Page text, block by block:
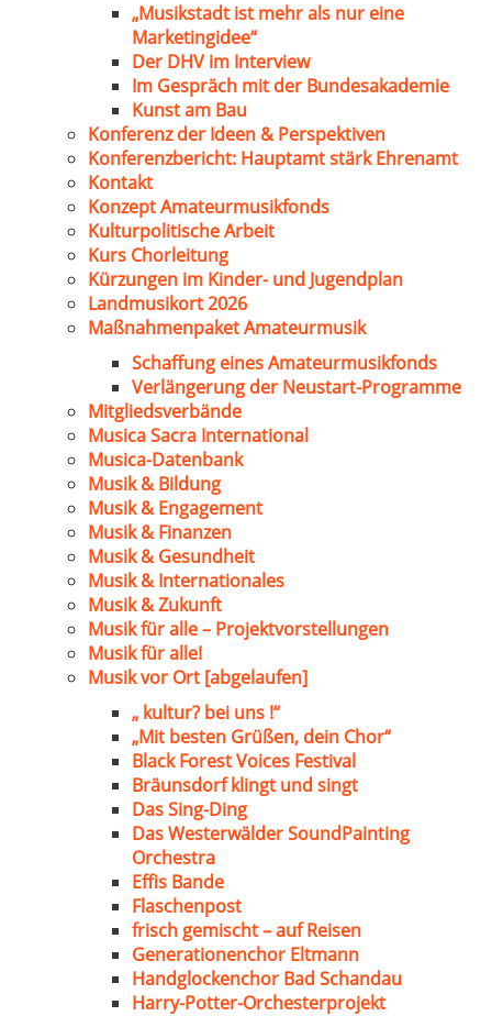
„Musikstadt ist mehr als nur eine
Marketingidee“
Der DHV im Interview
Im Gespräch mit der Bundesakademie
Kunst am Bau
Konferenz der Ideen & Perspektiven
Konferenzbericht: Hauptamt stärk Ehrenamt
Kontakt
Konzept Amateurmusikfonds
Kulturpolitische Arbeit
Kurs Chorleitung
Kürzungen im Kinder- und Jugendplan
Landmusikort 2026
Maßnahmenpaket Amateurmusik
Schaffung eines Amateurmusikfonds
Verlängerung der Neustart-Programme
Mitgliedsverbände
Musica Sacra International
Musica-Datenbank
Musik & Bildung
Musik & Engagement
Musik & Finanzen
Musik & Gesundheit
Musik & Internationales
Musik & Zukunft
Musik für alle – Projektvorstellungen
Musik für alle!
Musik vor Ort [abgelaufen]
„ kultur? bei uns !“
„Mit besten Grüßen, dein Chor“
Black Forest Voices Festival
Bräunsdorf klingt und singt
Das Sing-Ding
Das Westerwälder SoundPainting
Orchestra
Effis Bande
Flaschenpost
frisch gemischt – auf Reisen
Generationenchor Eltmann
Handglockenchor Bad Schandau
Harry-Potter-Orchesterprojekt